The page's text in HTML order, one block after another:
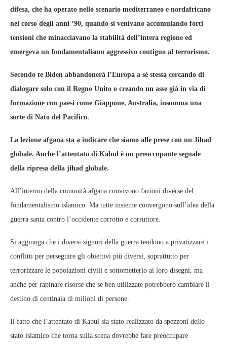
difesa, che ha operato nello scenario mediterraneo e nordafricano
nel corso degli anni ‘90, quando si venivano accumulando forti
tensioni che minacciavano la stabilità dell’intera regione ed
emergeva un fondamentalismo aggressivo contiguo al terrorismo.
Secondo te Biden abbandonerà l’Europa a sé stessa cercando di
dialogare solo con il Regno Unito o creando un asse già in via di
formazione con paesi come Giappone, Australia, insomma una
sorte di Nato del Pacifico.
La lezione afgana sta a indicare che siamo alle prese con un Jihad
globale. Anche l’attentato di Kabul è un preoccupante segnale
della ripresa della jihad globale.
All’interno della comunità afgana convivono fazioni diverse del
fondamentalismo islamico. Ma tutte insieme convergono sull’idea della
guerra santa contro l’occidente corrotto e corruttore.
Si aggiunga che i diversi signori della guerra tendono a privatizzare i
conflitti per perseguire gli obiettivi più diversi, soprattutto per
terrorizzare le popolazioni civili e sottometterlo ai loro disegni, ma
anche per rapinare risorse che se ben utilizzate potrebbero cambiare il
destino di centinaia di milioni di persone.
Il fatto che l’attentato di Kabul sia stato realizzato da spezzoni dello
stato islamico che torna sulla scena dovrebbe fare preoccupare